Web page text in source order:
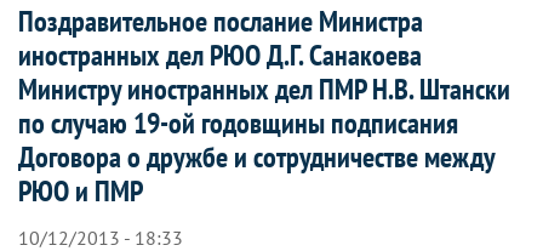
Поздравительное послание Министра
иностранных дел РЮО Д.Г. Санакоева
Министру иностранных дел ПМР Н.В. Штански
по случаю 19-ой годовщины подписания
Договора о дружбе и сотрудничестве между
РЮО и ПМР
10/12/2013 - 18:33